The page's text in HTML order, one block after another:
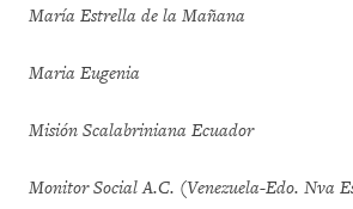
María Estrella de la Mañana
Maria Eugenia
Misión Scalabriniana Ecuador
Monitor Social A.C. (Venezuela-Edo. Nva